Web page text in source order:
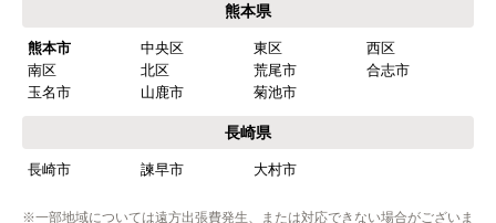
【注文からどのくらいで届きましたか？】
忘れました
【その他感想・コメント】
工事は土曜日に申し込んだが、
たので、仕事を1日休まなければならなかった。
熊本県
熊本市 中央区 東区
西区
南区
北区 荒尾市
合志市
玉名市
山鹿市 菊池市
長崎県
長崎市 諫早市 大村市
※一部地域については遠方出張費発生、または対応できない場合がございま